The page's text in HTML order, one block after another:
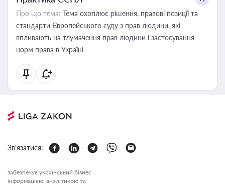
Про що тема: Тема охоплює рішення, правові позиції та
стандарти Європейського суду з прав людини, які
впливають на тлумачення прав людини і застосування
норм права в Україні
Зв'язатися:
забезпечує український бізнес
інформацією, аналітикою та